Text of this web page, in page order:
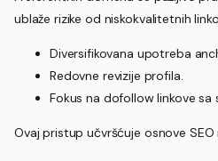
ublaže rizike od niskokvalitetnih
Diversifikovana upotreba
Redovne revizije profila.
Fokus na dofollow linkove sa
Ovaj pristup učvršćuje osnove